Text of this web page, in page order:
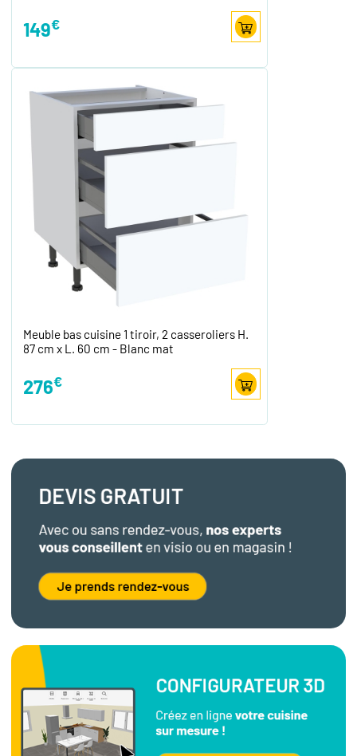
149€
Meuble bas cuisine 1 tiroir, 2 casseroliers H.
87 cm x L. 60 cm - Blanc mat
276€